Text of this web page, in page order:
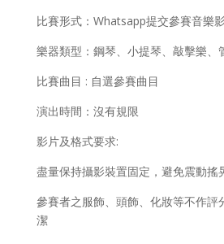
比賽形式：Whatsapp提交參賽音樂
樂器類型：鋼琴、小提琴、敲擊樂、
比賽曲目 : 自選參賽曲目
演出時間：沒有規限
影片及格式要求:
盡量保持攝影裝置固定，避免震動搖
參賽者之服飾、頭飾、化妝等不作評
潔